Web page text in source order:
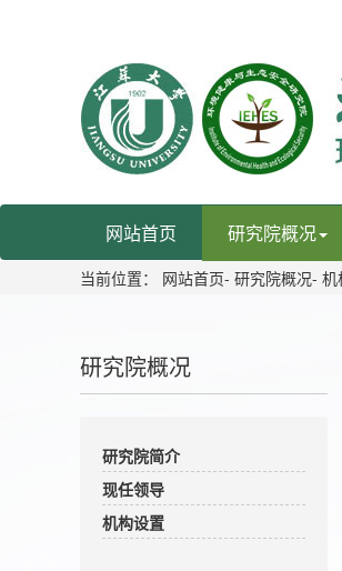
网站首页 研究院概况
当前位置： 网站首页- 研究院概况- 机
研究院概况
研究院简介
现任领导
机构设置